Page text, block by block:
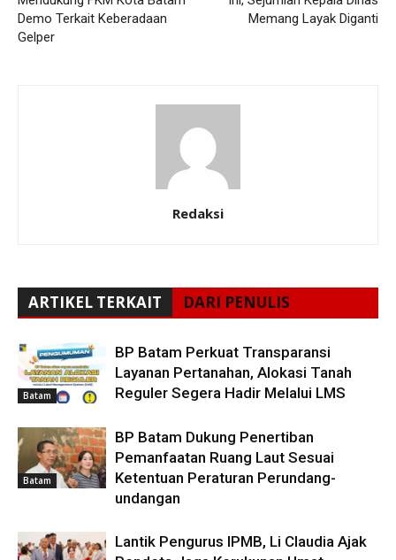
Demo Terkait Keberadaan
Gelper
Memang Layak Diganti
Redaksi
ARTIKEL TERKAIT DARI PENULIS
Batam
BP Batam Perkuat Transparansi
Layanan Pertanahan, Alokasi Tanah
Reguler Segera Hadir Melalui LMS
Batam
BP Batam Dukung Penertiban
Pemanfaatan Ruang Laut Sesuai
Ketentuan Peraturan Perundang-
undangan
Lantik Pengurus IPMB, Li Claudia Ajak